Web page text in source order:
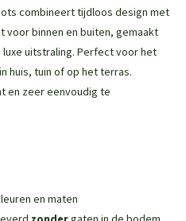
combineert tijdloos design met
voor binnen en buiten, gemaakt
luxe uitstraling. Perfect voor het
huis, tuin of op het terras.
en zeer eenvoudig te
en maten